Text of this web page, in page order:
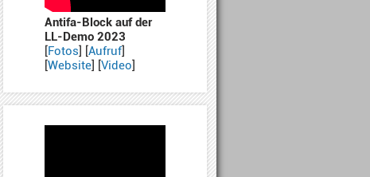
Antifa-Block auf der
LL-Demo 2023
[Fotos] [Aufruf]
[Website] [Video]